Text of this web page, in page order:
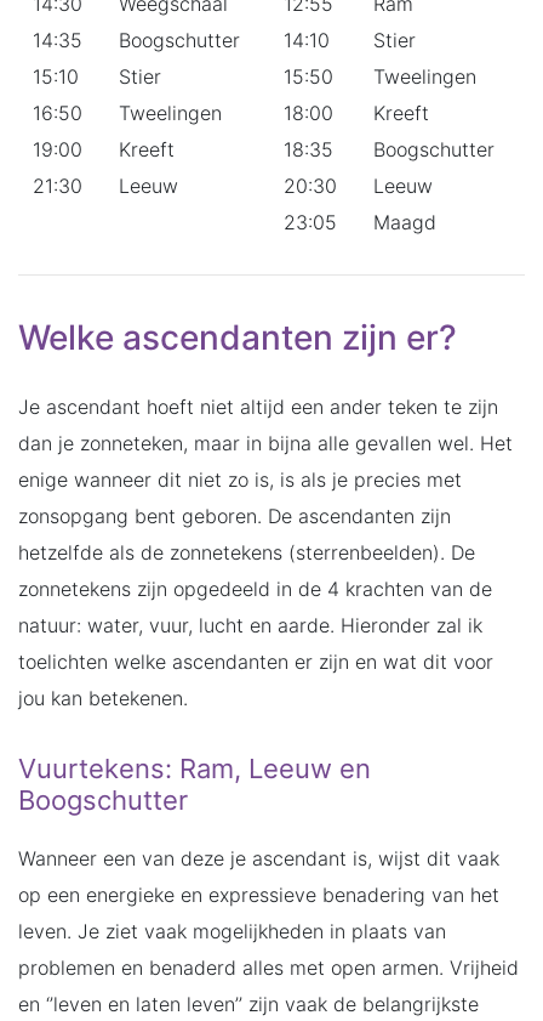
14:35
15:10
16:50
19:00
21:30
Boogschutter
Stier
Tweelingen
Kreeft
Leeuw
14:10
15:50
18:00
18:35
20:30
23:05
Stier
Tweelingen
Kreeft
Boogschutter
Leeuw
Maagd
Welke ascendanten zijn er?
Je ascendant hoeft niet altijd een ander teken te zijn
dan je zonneteken, maar in bijna alle gevallen wel. Het
enige wanneer dit niet zo is, is als je precies met
zonsopgang bent geboren. De ascendanten zijn
hetzelfde als de zonnetekens (sterrenbeelden). De
zonnetekens zijn opgedeeld in de 4 krachten van de
natuur: water, vuur, lucht en aarde. Hieronder zal ik
toelichten welke ascendanten er zijn en wat dit voor
jou kan betekenen.
Vuurtekens: Ram, Leeuw en
Boogschutter
Wanneer een van deze je ascendant is, wijst dit vaak
op een energieke en expressieve benadering van het
leven. Je ziet vaak mogelijkheden in plaats van
problemen en benaderd alles met open armen. Vrijheid
en ‘’leven en laten leven’’ zijn vaak de belangrijkste